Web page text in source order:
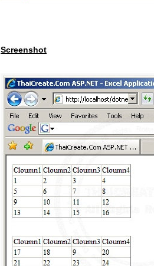
Screenshot